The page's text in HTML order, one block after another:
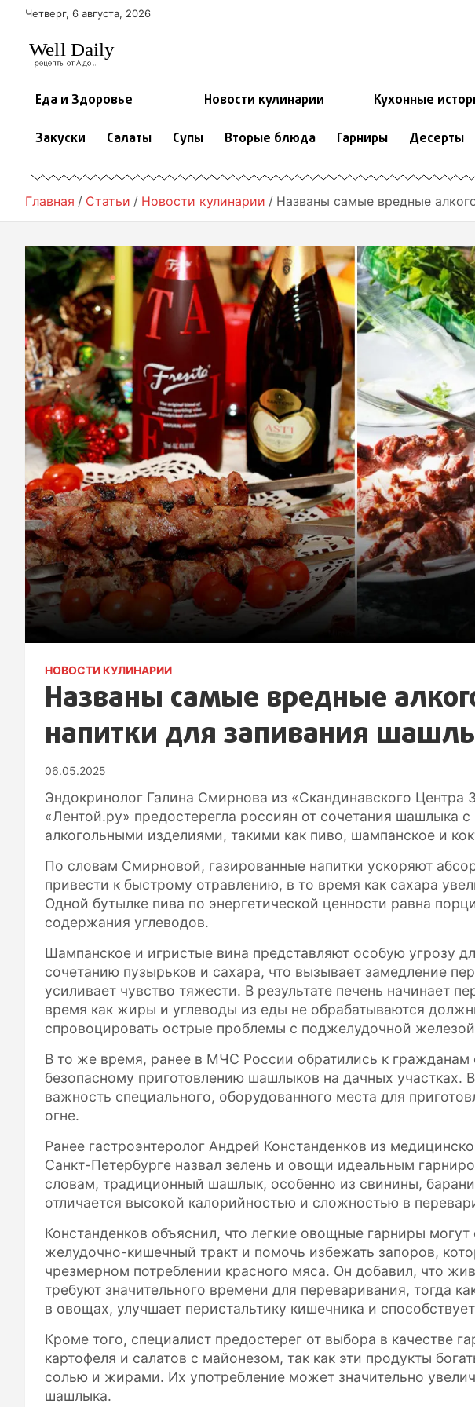
Четверг, 6 августа, 2026
Еда и Здоровье Новости кулинарии Кухонные
Закуски Салаты Супы Вторые блюда Гарниры Десерты
Главная Статьи Новости кулинарии Названы самые вредные
НОВОСТИ КУЛИНАРИИ
Названы самые вредные
напитки для запивания
06.05.2025
Эндокринолог Галина Смирнова из «Скандинавского Центра
«Лентой.ру» предостерегла россиян от сочетания шашлыка
алкогольными изделиями, такими как пиво, шампанское и
По словам Смирновой, газированные напитки ускоряют
привести к быстрому отравлению, в то время как сахара
Одной бутылке пива по энергетической ценности равна
содержания углеводов.
Шампанское и игристые вина представляют особую угрозу
сочетанию пузырьков и сахара, что вызывает замедление
усиливает чувство тяжести. В результате печень начинает
время как жиры и углеводы из еды не обрабатываются
спровоцировать острые проблемы с поджелудочной
В то же время, ранее в МЧС России обратились к гражданам
безопасному приготовлению шашлыков на дачных участках.
важность специального, оборудованного места для
огне.
Ранее гастроэнтеролог Андрей Констанденков из
Санкт-Петербурге назвал зелень и овощи идеальным
словам, традиционный шашлык, особенно из свинины,
отличается высокой калорийностью и сложностью в
Констанденков объяснил, что легкие овощные гарниры могут
желудочно-кишечный тракт и помочь избежать запоров,
чрезмерном потреблении красного мяса. Он добавил, что
требуют значительного времени для переваривания, тогда
в овощах, улучшает перистальтику кишечника и
Кроме того, специалист предостерег от выбора в качестве
картофеля и салатов с майонезом, так как эти продукты
солью и жирами. Их употребление может значительно
шашлыка.